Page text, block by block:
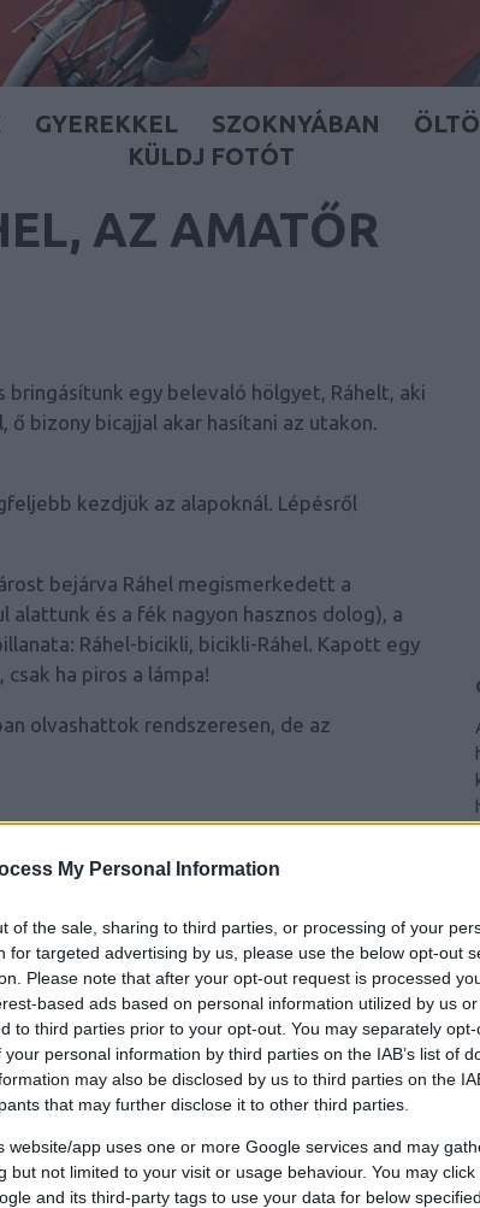
My Personal Information
of the sale, sharing to third parties, or processing of your
for targeted advertising by us, please use the below opt-out
Please note that after your opt-out request is processed
based ads based on personal information utilized by us
to third parties prior to your opt-out. You may separately
personal information by third parties on the IAB’s list of
may also be disclosed by us to third parties on the
that may further disclose it to other third parties.
website/app uses one or more Google services and may
but not limited to your visit or usage behaviour. You may
and its third-party tags to use your data for below
GYEREKKEL SZOKNYÁBAN
KÜLDJ FOTÓT
AZ AMATŐR
egy belevaló hölgyet, Ráhelt, aki
bizony bicajjal akar hasítani az utakon.
kezdjük az alapoknál. Lépésről
bejárva Ráhel megismerkedett a
és a fék nagyon hasznos dolog), a
Ráhel-bicikli, bicikli-Ráhel. Kapott egy
ha piros a lámpa!
olvashattok rendszeresen, de az